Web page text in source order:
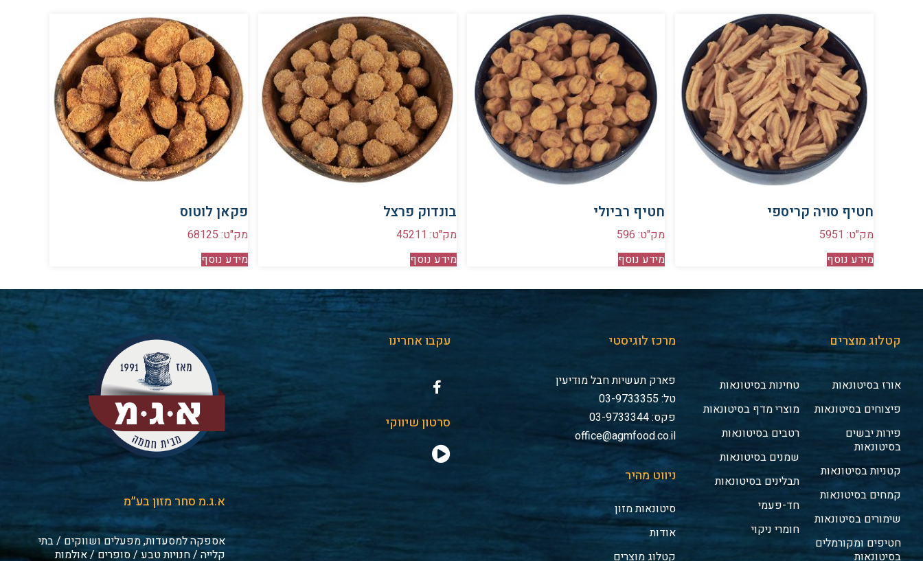
חטיף סויה קריספי
מק"ט: 5951
מידע נוסף
חטיף רביולי
מק"ט: 596
מידע נוסף
בונדוק פרצל
מק"ט: 45211
מידע נוסף
פקאן לוטוס
מק"ט: 68125
מידע נוסף
קטלוג מוצרים
אורז בסיטונאות
פיצוחים בסיטונאות
פירות יבשים
בסיטונאות
קטניות בסיטונאות
קמחים בסיטונאות
שימורים בסיטונאות
חטיפים ומקורמלים
בסיטונאות
טחינות בסיטונאות
מוצרי מדף בסיטונאות
רטבים בסיטונאות
שמנים בסיטונאות
תבלינים בסיטונאות
חד-פעמי
חומרי ניקוי
מרכז לוגיסטי
פארק תעשיות חבל מודיעין
טל: 03-9733355
פקס: 03-9733344
office@agmfood.co.il
ניווט מהיר
סיטונאות מזון
אודות
קטלוג מוצרים
עקבו אחרינו
סרטון שיווקי
א.ג.מ סחר מזון בע״מ
אספקה למסעדות, מפעלים ושווקים / בתי
קלייה / חנויות טבע / סופרים / אולמות